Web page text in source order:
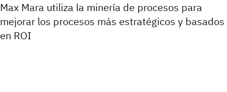
Max Mara utiliza la minería de procesos para
mejorar los procesos más estratégicos y basados
en ROI